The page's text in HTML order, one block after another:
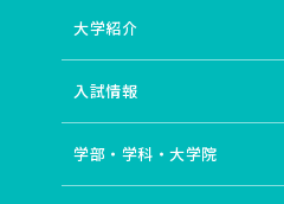
大学紹介
入試情報
学部・学科・大学院